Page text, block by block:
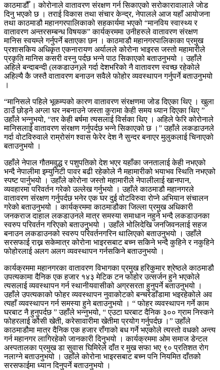
काठमाडौँ । कोरोनाले वातावरण संरक्षण गर्न सिकाएको सरोकारावालाले जोड
दिनु भएको छ । तराई विकास तथा संचार केन्द्र, नेपालले आज यहाँ आयोजना
तथा काठमाडौ महानगरपालिकाको सहकार्यमा भएको “मानविय स्वास्थ्य र
वातावरण अन्तरसम्बन्ध विषयक” कार्यक्रममा उनीहरुले वातावरण संरक्षण
मानिस स्वयम्ले गर्नुपर्ने बताएका छन । काठमाडौ महानगरपालिकाका प्रमुख
प्रशासकिय अधिकृत एकनारायण अर्यालले कोरोना भाइरस जस्तो महामारीले
प्रकृति मानिस कसरी वस्नु पर्दछ भन्ने पाठ सिकाएको बताउनुभयो । उहाँले
अहिले बन्दाबन्दी (लकडाउन)ले गर्दा देशभरिको नै वातावरण स्वच्छ रहेकोले
अहिल्यै कै जस्तै वातावरण बनाउन सवैले फोहोर व्यवस्थापन गर्नुपर्ने बताउनुभयो
।
“मानिसले पहिले भूकम्पको कारण वातावरण संरक्षणमा जोड दिएका थिए । खुला
ठाउँ छोड्ने अग्ला घर नबनाउने जस्ता कुरामा केही समय ध्यान दिएका थिए ”
उहाँले भन्नुभयो, “तर केही बर्षमा त्यसलाई विर्सका थिए । अहिले फेरि कोरोनाले
मानिसलाई वातावरण संरक्षण गर्नुपर्दछ भन्ने सिकाएको छ ।” उहाँले लकडाउनले
गर्दा वोटविरुवाले राम्रोसंग श्वास फेरेर देश नै सुन्दर बनाएर मुलुकलाई चिनाएको
बताउनुभयो ।
उहाँले नेपाल गौतमवुद्ध र पशुपतिको देश भएर यहाँका जनतालाई केही नभएको
भन्दै नेपालीमा इम्युनिटी पावर बढी रहेकोले नै महामारीको भयाभव स्थिति नभएको
स्पष्ट पार्नुभयो । उहाँले कोरोना जस्तो महामारीले नेपालीलाई खानपान,
व्यवहारमा परिवर्तन गरेको उल्लेख गर्नुभयो । उहाँले काठमाडौ महानगरले
वातावरण संरक्षण गर्नुपर्दछ भनेर एक घर दुई वोटविरुवा रोप्ने अभियान संचालन
गरेको बताउनुभयो । कार्यक्रममा काठमाडौका जिल्ला प्रमुख अधिकारी
जनकराज दाहाल लकडाउनले मात्र समस्या समाधान नहुने भन्दै लकडाउनका
स्वरुप परिवर्तन गरिएको बताउनुभयो । उहाँले भोलिदेखि जनजिवनलाई सहज
बनाउन लकडाउनको स्वरुप परिवर्तनगरिन थालिएको बताउनुभयो । उहाँले
सरसफाई राख्न सकेमात्र कोरोना भाइरसबाट बच्न सकिने भन्दै कुहिने र नकुहिने
फोहोरलाई अलग अलग व्यवस्थापन गर्नसकिने बताउनुभयो ।
कार्यक्रममा महानगरका वातावरण विभागका प्रमुख हरिकुमार श्रेष्ठले काठमाडौ
उपत्यकामा दैनिक एक हजार १४३ मेटिक टन फोहोर उत्सर्जन हुने भएकोले
त्यसलाई व्यवस्थापन गर्न स्थानीयवासीको अग्रसरता हुनुपर्ने बताउनुभयो ।
उहाँले उपत्यकाको फोहर व्यवस्थापन नुवाकोटको बन्चरेडाँडामा भइरहेकोले अव
त्यहाँ व्यवस्थापन गर्न समस्या हुने बताउनुभयो । “ फोहर व्यवस्थापन गर्ने काम
घरबाट नै हुनुपर्दछ ” उहाँले भन्नुभयो, “ एउटा घरबाट दैनिक ३०० ग्राम निस्कने
फोहरलाई कौसी खेती, करेसावारीमा खेतीमा प्रयोग गर्नुपर्दछ ।” उहाँले
काठमाडौमा मात्र दैनिक एक हजार राँगाको बध गर्ने भएकोले त्यस्तो वधको अन्त्य
गर्न महानगर लागिरहेको जानकारी दिनुभयो । कार्यक्रममा ओम समाज डेन्टल
अस्पतालका प्रमुख डा सुवास घिमिरेले दाँत र मुख सफा भए ९० प्रतिशत रोग
नलाग्ने बताउनुभयो । उहाँले कोरोना भाइरसबाट बच्न पनि नियमित दाँतको
सरसफाईमा ध्यान दिनुपर्ने बताउनुभयो ।